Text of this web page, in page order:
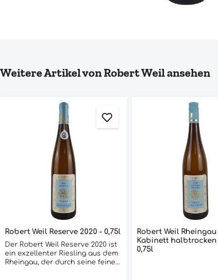
Produktgalerie überspringen
Weitere Artikel von Robert Weil ansehen
Robert Weil Reserve 2020 - 0,75l
Der Robert Weil Reserve 2020 ist
ein exzellenter Riesling aus dem
Rheingau, der durch seine feine
Robert Weil Rheingau Riesling
Kabinett halbtrocken 2022 -
0,75l